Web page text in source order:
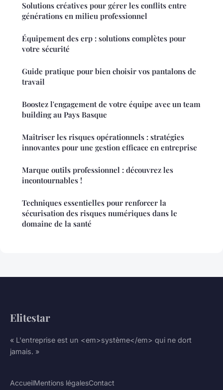
Solutions créatives pour gérer les conflits entre
générations en milieu professionnel
Équipement des erp : solutions complètes pour
votre sécurité
Guide pratique pour bien choisir vos pantalons de
travail
Boostez l'engagement de votre équipe avec un team
building au Pays Basque
Maîtriser les risques opérationnels : stratégies
innovantes pour une gestion efficace en entreprise
Marque outils professionnel : découvrez les
incontournables !
Techniques essentielles pour renforcer la
sécurisation des risques numériques dans le
domaine de la santé
Elitestar
« L'entreprise est un <em>système</em> qui ne dort
jamais. »
AccueilMentions légalesContact